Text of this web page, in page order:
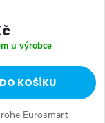
u výrobce
DO KOŠÍKU
Eurosmart